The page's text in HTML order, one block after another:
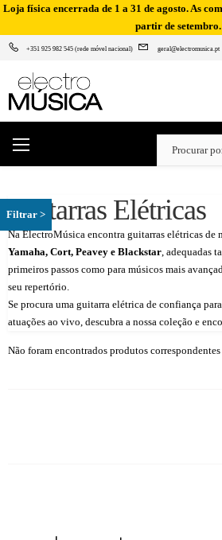
Loja física encerrada de 1 a 31 de agosto. As
partir de setembro.
+351 925 982 545 (rede móvel nacional) geral@electromusica.pt
Guitarras Elétricas
Na ElectroMúsica encontra guitarras elétricas de
Yamaha, Cort, Peavey e Blackstar, adequadas
primeiros passos como para músicos mais
seu repertório.
Se procura uma guitarra elétrica de confiança
atuações ao vivo, descubra a nossa coleção e
Não foram encontrados produtos correspondentes